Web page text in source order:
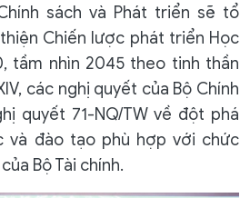
sách và Phát triển sẽ tổ
Chiến lược phát triển Học
tầm nhìn 2045 theo tinh thần
các nghị quyết của Bộ Chính
quyết 71-NQ/TW về đột phá
và đào tạo phù hợp với chức
Bộ Tài chính.